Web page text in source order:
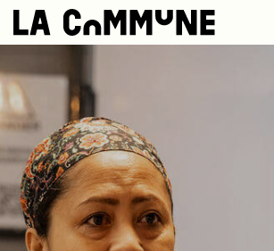
VOIR LA CARTE
CHEFS
PROG’
BAR CONVIVIAL